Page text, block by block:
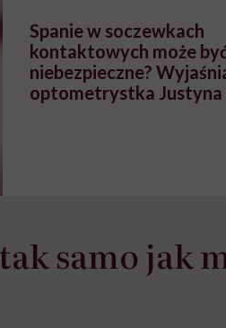
Spanie w soczewkach
kontaktowych może
niebezpieczne?
optometrystka
samo jak